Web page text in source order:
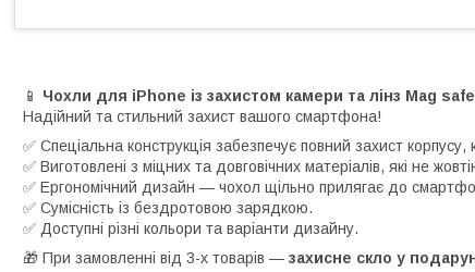
📱 Чохли для iPhone із захистом камери та лінз Mag safe
Надійний та стильний захист вашого смартфона!
✅ Спеціальна конструкція забезпечує повний захист корпусу,
✅ Виготовлені з міцних та довговічних матеріалів, які не
✅ Ергономічний дизайн — чохол щільно прилягає до
✅ Сумісність із бездротовою зарядкою.
✅ Доступні різні кольори та варіанти дизайну.
🎁 При замовленні від 3-х товарів — захисне скло у